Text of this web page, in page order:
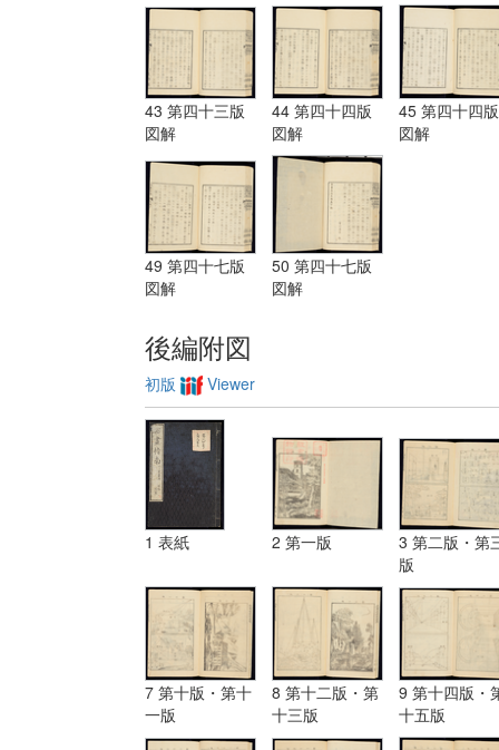
43 第四十三版
図解
44 第四十四版
図解
45 第四十四版
図解
49 第四十七版
図解
50 第四十七版
図解
後編附図
初版 Viewer
1 表紙 2 第一版
3 第二版・第
版
7 第十版・第十
一版
8 第十二版・第
十三版
9 第十四版・
十五版